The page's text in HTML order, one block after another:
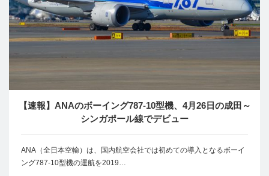
【速報】ANAのボーイング787-10型機、4月26日の成田～
シンガポール線でデビュー
ANA（全日本空輸）は、国内航空会社では初めての導入となるボーイ
ング787-10型機の運航を2019…